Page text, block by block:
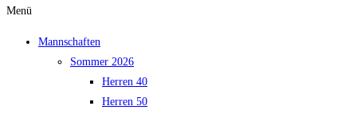
Menü
Mannschaften
Sommer 2026
Herren 40
Herren 50